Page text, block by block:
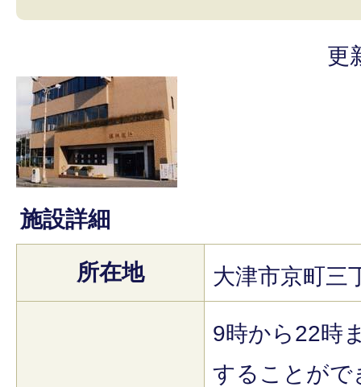
更
施設詳細
所在地 大津市京町三
9時から22時
することがで